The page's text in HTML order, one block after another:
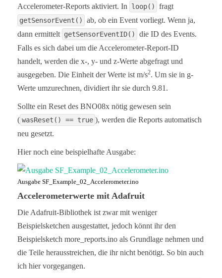
#include "SparkFun_BNO08x_Arduino_Library.h"
BNO08x myIMU;
// For the most reliable interaction with the SHTP
// to use hardware reset control, and to monitor
// The H_INT pin will go low when its okay to talk
// Note, these can be other GPIO if you like.
// Define as -1 to disable these features.
#define BNO08X_INT  19
//#define BNO08X_INT  -1
//#define BNO08X_RST  -1
#define BNO08X_ADDR 0x4B  // SparkFun BNO08x
//#define BNO08X_ADDR 0x4A // Alternate address
void setup() {
  Serial.begin(115200);
while(!Serial) delay(10); // Wait for Serial
// Necessary for boards with native USB (like
// For a final version of a project that does
  Serial.println("BNO08x Read Example");
//if (myIMU.begin() == false) {  // Setup
Accelerometer-Reports aktiviert. In
loop() fragt
getSensorEvent()
ab, ob ein Event vorliegt. Wenn ja,
dann ermittelt getSensorEventID()
die ID des Events.
Falls es sich dabei um die Accelerometer-Report-ID
handelt, werden die x-, y- und z-Werte abgefragt und
ausgegeben. Die Einheit der Werte ist m/s2. Um sie in g-
Werte umzurechnen, dividiert ihr sie durch 9.81.
Sollte ein Reset des BNO08x nötig gewesen sein
( wasReset() == true ), werden die Reports automatisch
neu gesetzt.
Hier noch eine beispielhafte Ausgabe:
Ausgabe SF_Example_02_Accelerometer.ino
Accelerometerwerte mit Adafruit
Die Adafruit-Bibliothek ist zwar mit weniger
Beispielsketchen ausgestattet, jedoch könnt ihr den
Beispielsketch more_reports.ino als Grundlage nehmen und
die Teile herausstreichen, die ihr nicht benötigt. So bin auch
ich hier vorgegangen.